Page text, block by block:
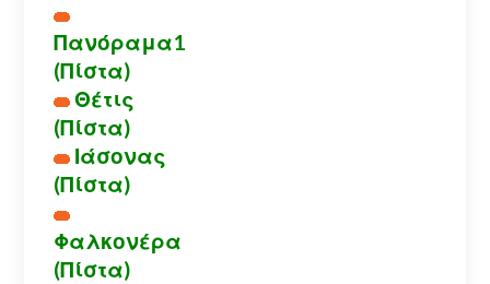
Πανόραμα1
(Πίστα)
Θέτις
(Πίστα)
Ιάσονας
(Πίστα)
Φαλκονέρα
(Πίστα)